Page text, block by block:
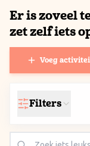
Er is zoveel
zet zelf iets
Voeg
Filters